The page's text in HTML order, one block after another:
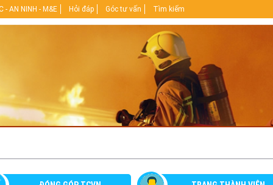
- AN NINH - M&E Hỏi đáp Góc tư vấn Tìm kiếm